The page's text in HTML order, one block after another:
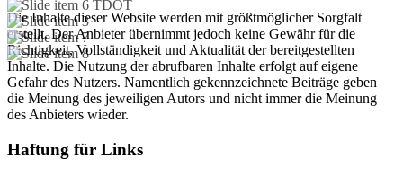
Die Inhalte dieser Website werden mit größtmöglicher Sorgfalt
erstellt. Der Anbieter übernimmt jedoch keine Gewähr für die
Richtigkeit, Vollständigkeit und Aktualität der bereitgestellten
Inhalte. Die Nutzung der abrufbaren Inhalte erfolgt auf eigene
Gefahr des Nutzers. Namentlich gekennzeichnete Beiträge geben
die Meinung des jeweiligen Autors und nicht immer die Meinung
des Anbieters wieder.
Haftung für Links